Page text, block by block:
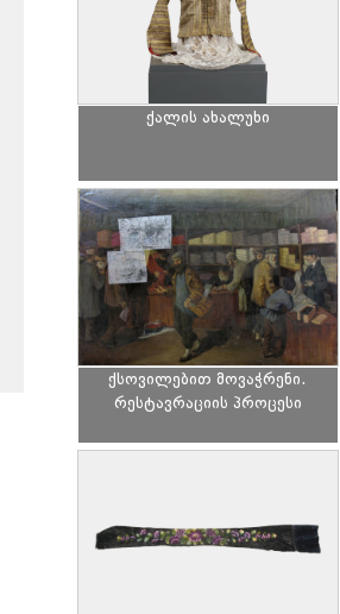
ქალის ახალუხი
ქსოვილებით მოვაჭრენი.
რესტავრაციის პროცესი